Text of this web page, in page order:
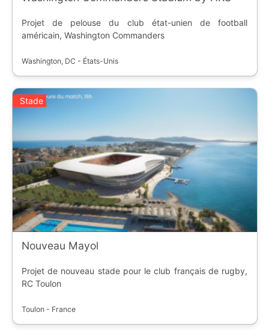
Projet de pelouse du club état-unien de football
américain, Washington Commanders
Washington, DC - États-Unis
Stade
Nouveau Mayol
Projet de nouveau stade pour le club français de rugby,
RC Toulon
Toulon - France